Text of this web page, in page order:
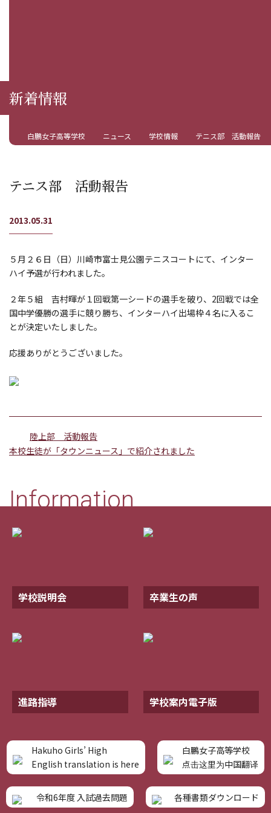
新着情報
白鵬女子高等学校 ニュース 学校情報 テニス部 活動報告
テニス部 活動報告
2013.05.31
５月２６日（日）川崎市富士見公園テニスコートにて、インター
ハイ予選が行われました。
２年５組 吉村暉が１回戦第一シードの選手を破り、2回戦では全
国中学優勝の選手に競り勝ち、インターハイ出場枠４名に入るこ
とが決定いたしました。
応援ありがとうございました。
陸上部 活動報告
本校生徒が「タウンニュース」で紹介されました
Information
学校説明会 卒業生の声
進路指導 学校案内電子版
Hakuho Girls’ High
English translation is here
白鵬女子高等学校
点击这里为中国翻译
令和6年度 入試過去問題 各種書類ダウンロード